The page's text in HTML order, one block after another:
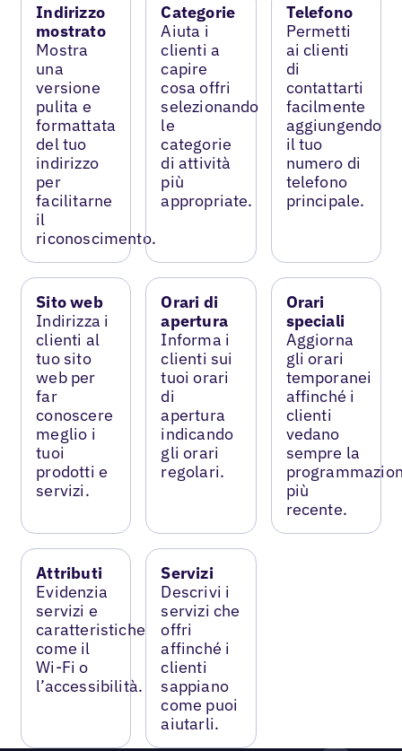
Indirizzo
mostrato
Mostra
una
versione
pulita e
formattata
del tuo
indirizzo
per
facilitarne
il
riconoscimento.
Categorie
Aiuta i
clienti a
capire
cosa offri
selezionando
le
categorie
di attività
più
appropriate.
Telefono
Permetti
ai clienti
di
contattarti
facilmente
aggiungendo
il tuo
numero di
telefono
principale.
Sito web
Indirizza i
clienti al
tuo sito
web per
far
conoscere
meglio i
tuoi
prodotti e
servizi.
Orari di
apertura
Informa i
clienti sui
tuoi orari
di
apertura
indicando
gli orari
regolari.
Orari
speciali
Aggiorna
gli orari
temporanei
affinché i
clienti
vedano
sempre la
più
recente.
Attributi
Evidenzia
servizi e
caratteristiche
come il
Wi-Fi o
l’accessibilità.
Servizi
Descrivi i
servizi che
offri
affinché i
clienti
sappiano
come puoi
aiutarli.